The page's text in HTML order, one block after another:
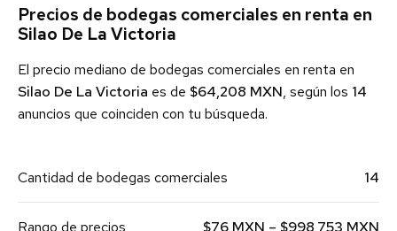
Precios de bodegas comerciales en renta en
Silao De La Victoria
El precio mediano de bodegas comerciales en renta en
Silao De La Victoria es de $64,208 MXN, según los 14
anuncios que coinciden con tu búsqueda.
Cantidad de bodegas comerciales 14